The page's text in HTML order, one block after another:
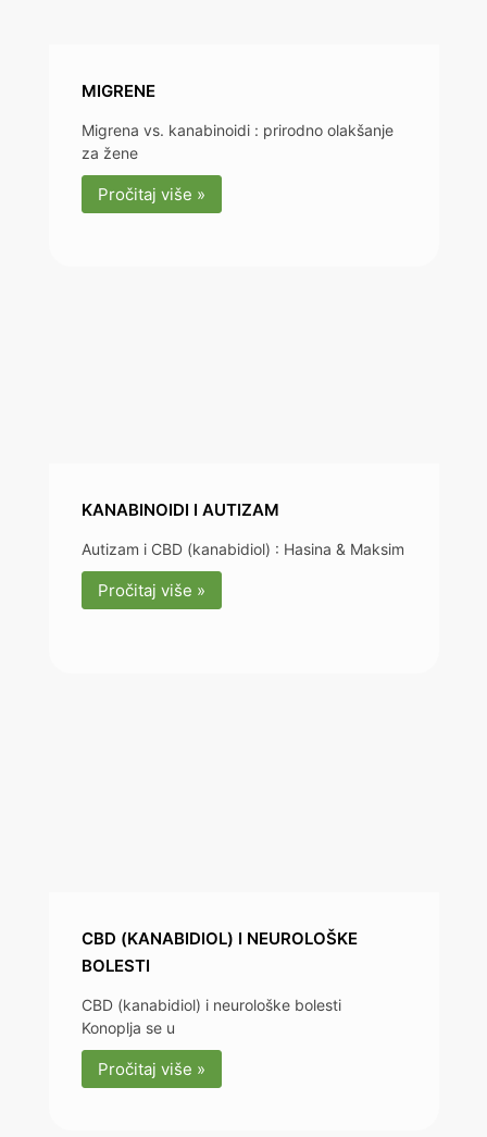
MIGRENE
Migrena vs. kanabinoidi : prirodno olakšanje
za žene
Pročitaj više »
KANABINOIDI I AUTIZAM
Autizam i CBD (kanabidiol) : Hasina & Maksim
Pročitaj više »
CBD (KANABIDIOL) I NEUROLOŠKE
BOLESTI
CBD (kanabidiol) i neurološke bolesti
Konoplja se u
Pročitaj više »